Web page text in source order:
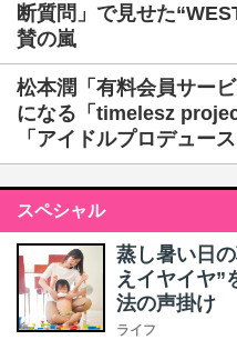
断質問」で見せた
賛の嵐
松本潤「有料会員サー
になる「timelesz
「アイドルプロデュー
スペシャル
蒸し暑い日
えイヤイヤ”
法の声掛け
ライフ